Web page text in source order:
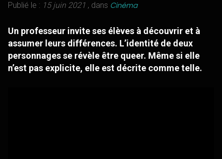
Publié le : 15 juin 2021 , dans Cinéma
Un professeur invite ses élèves à découvrir et à
assumer leurs différences. L’identité de deux
personnages se révèle être queer. Même si elle
n’est pas explicite, elle est décrite comme telle.